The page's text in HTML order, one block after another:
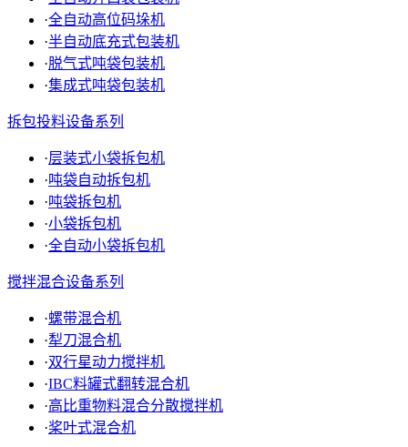
·全自动高位码垛机
·半自动底充式包装机
·脱气式吨袋包装机
·集成式吨袋包装机
拆包投料设备系列
·层装式小袋拆包机
·吨袋自动拆包机
·吨袋拆包机
·小袋拆包机
·全自动小袋拆包机
搅拌混合设备系列
·螺带混合机
·犁刀混合机
·双行星动力搅拌机
·IBC料罐式翻转混合机
·高比重物料混合分散搅拌机
·桨叶式混合机